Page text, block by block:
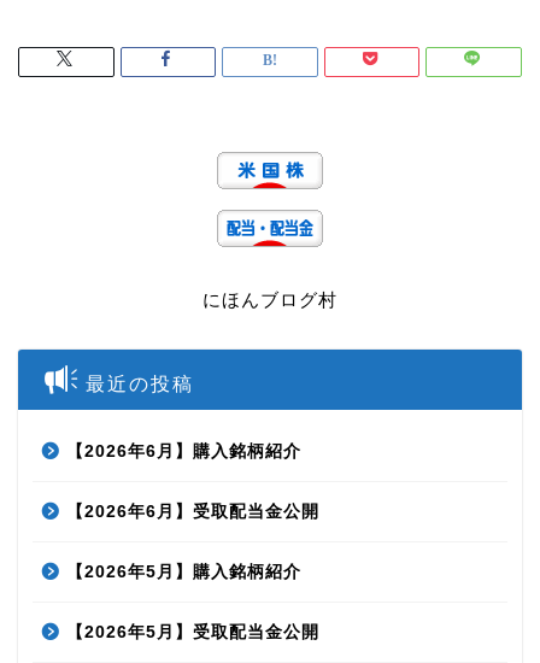
にほんブログ村
最近の投稿
【2026年6月】購入銘柄紹介
【2026年6月】受取配当金公開
【2026年5月】購入銘柄紹介
【2026年5月】受取配当金公開